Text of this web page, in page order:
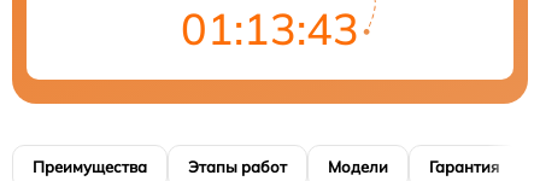
01:13:42
Преимущества Этапы работ Модели Гарантия